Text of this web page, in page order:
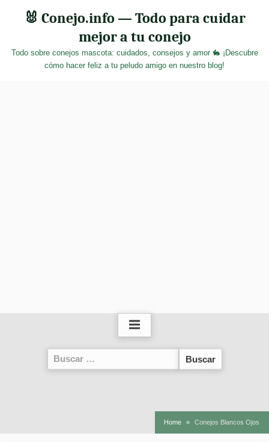
🐰 Conejo.info — Todo para cuidar
mejor a tu conejo
Todo sobre conejos mascota: cuidados, consejos y amor 🐇 ¡Descubre
cómo hacer feliz a tu peludo amigo en nuestro blog!
Buscar:
Home Conejos Blancos Ojos